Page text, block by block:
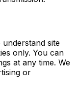
site
only. You can
at any time. We
or